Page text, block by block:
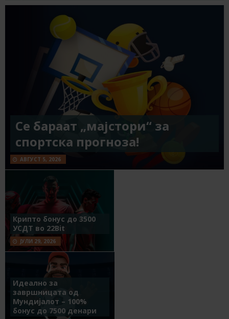
Се бараат „мајстори“ за
спортска прогноза!
АВГУСТ 5, 2026
Крипто бонус до 3500
УСДТ во 22Bit
ЈУЛИ 29, 2026
Идеално за
завршницата од
Мундијалот – 100%
бонус до 7500 денари